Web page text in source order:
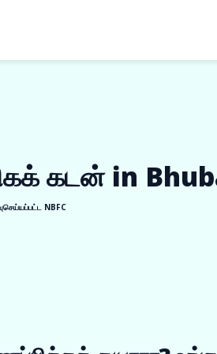
ஒர்க் ஆர்டர்
கடன் in
NBFC